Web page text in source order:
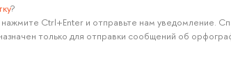
?
Ctrl+Enter и отправьте нам уведомление.
только для отправки сообщений об